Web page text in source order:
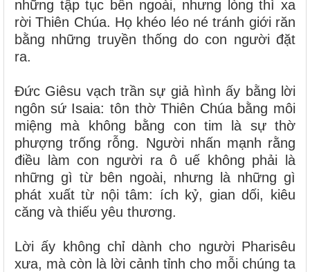
những tập tục bên ngoài, nhưng lòng thì xa
rời Thiên Chúa. Họ khéo léo né tránh giới răn
bằng những truyền thống do con người đặt
ra.
Đức Giêsu vạch trần sự giả hình ấy bằng lời
ngôn sứ Isaia: tôn thờ Thiên Chúa bằng môi
miệng mà không bằng con tim là sự thờ
phượng trống rỗng. Người nhấn mạnh rằng
điều làm con người ra ô uế không phải là
những gì từ bên ngoài, nhưng là những gì
phát xuất từ nội tâm: ích kỷ, gian dối, kiêu
căng và thiếu yêu thương.
Lời ấy không chỉ dành cho người Pharisêu
xưa, mà còn là lời cảnh tỉnh cho mỗi chúng ta